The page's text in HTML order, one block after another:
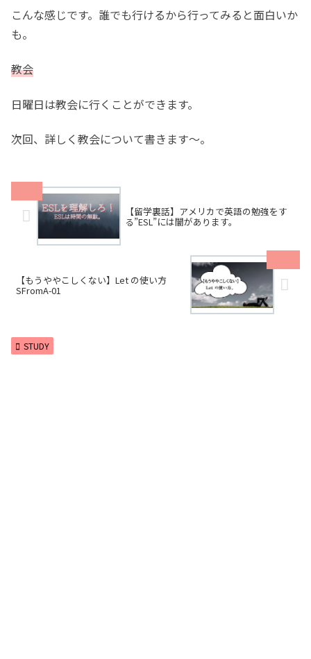
こんな感じです。誰でも行けるから行ってみると面白いか
も。
教会
日曜日は教会に行くことができます。
次回、詳しく教会について書きます〜。
【留学裏話】アメリカで英語の勉強をす
る”ESL”には闇があります。
【もうややこしくない】Let の使い方
SFromA-01
STUDY